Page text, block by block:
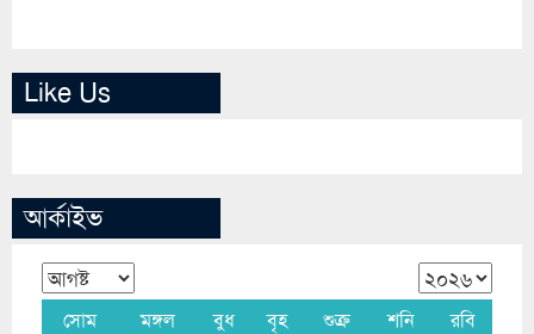
Like Us
আর্কাইভ
সোম মঙ্গল বুধ বৃহ শুক্র শনি রবি